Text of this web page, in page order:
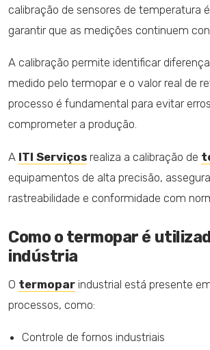
calibração de sensores de temperatura
garantir que as medições continuem
A calibração permite identificar
medido pelo termopar e o valor real de
processo é fundamental para evitar
comprometer a produção.
A ITI Serviços realiza a calibração de
equipamentos de alta precisão,
rastreabilidade e conformidade com
Como o termopar é
indústria
O termopar industrial está presente
processos, como:
Controle de fornos industriais